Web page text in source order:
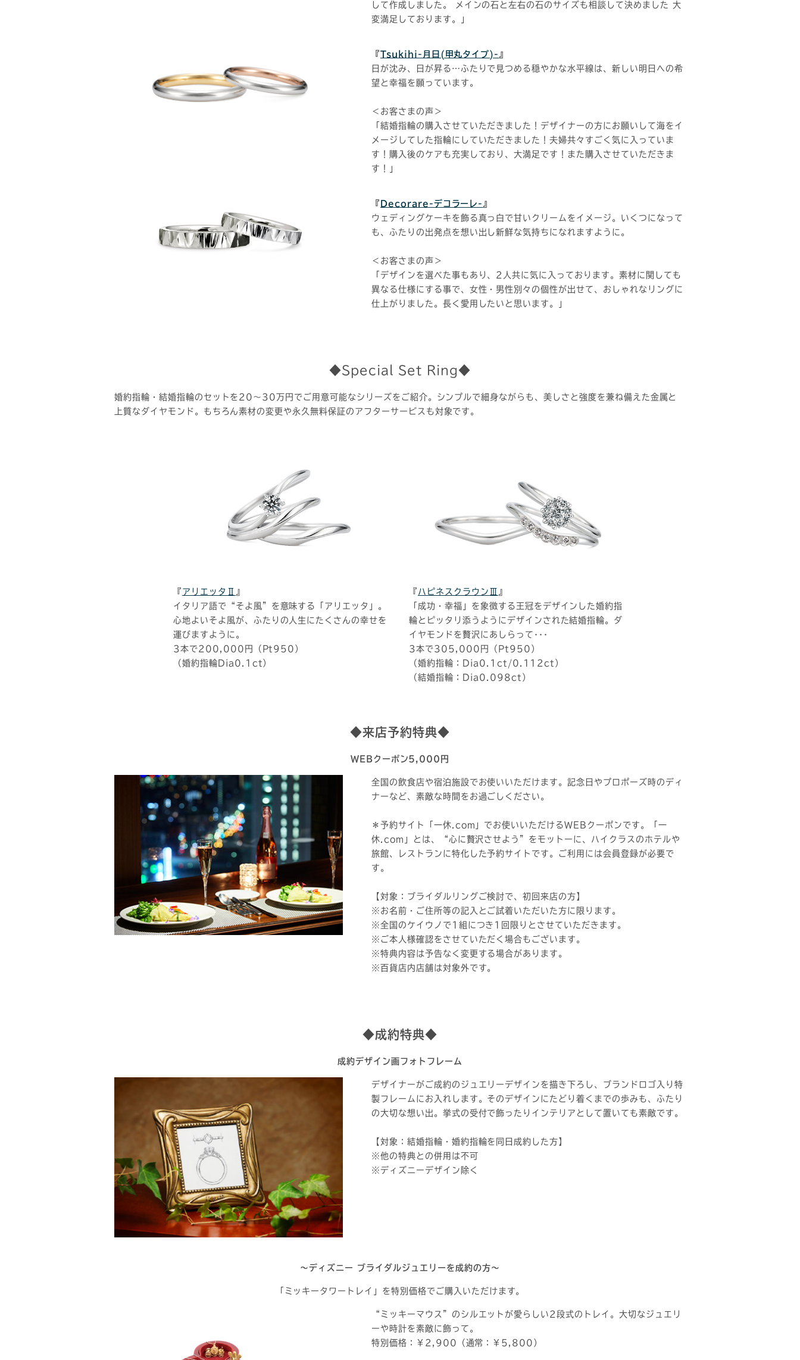
して作成しました。 メインの石と左右の石のサイズも相談して決めました 大
変満足しております。」
『Tsukihi-月日(甲丸タイプ)- 』
日が沈み、日が昇る…ふたりで見つめる穏やかな水平線は、新しい明日への希
望と幸福を願っています。
＜お客さまの声＞
「結婚指輪の購入させていただきました！デザイナーの方にお願いして海をイ
メージしてした指輪にしていただきました！夫婦共々すごく気に入っていま
す！購入後のケアも充実しており、大満足です！また購入させていただきま
す！」
『 Decorare-デコラーレ- 』
ウェディングケーキを飾る真っ白で甘いクリームをイメージ。いくつになって
も、ふたりの出発点を想い出し新鮮な気持ちになれますように。
＜お客さまの声＞
「デザインを選べた事もあり、2人共に気に入っております。素材に関しても
異なる仕様にする事で、女性・男性別々の個性が出せて、おしゃれなリングに
仕上がりました。長く愛用したいと思います。」
◆Special Set Ring◆
婚約指輪・結婚指輪のセットを20～30万円でご用意可能なシリーズをご紹介。シンプルで細身ながらも、美しさと強度を兼ね備えた金属と
上質なダイヤモンド。もちろん素材の変更や永久無料保証のアフターサービスも対象です。
『 アリエッタⅡ 』
イタリア語で“そよ風”を意味する「アリエッタ」。
心地よいそよ風が、ふたりの人生にたくさんの幸せを
運びますように。
3本で200,000円（Pt950）
（婚約指輪Dia0.1ct）
『 ハピネスクラウンⅢ 』
「成功・幸福」を象徴する王冠をデザインした婚約指
輪とピッタリ添うようにデザインされた結婚指輪。ダ
イヤモンドを贅沢にあしらって･･･
3本で305,000円（Pt950）
（婚約指輪：Dia0.1ct/0.112ct）
（結婚指輪：Dia0.098ct）
◆来店予約特典◆
WEBクーポン5,000円
全国の飲食店や宿泊施設でお使いいただけます。記念日やプロポーズ時のディ
ナーなど、素敵な時間をお過ごしください。
＊予約サイト「一休.com」でお使いいただけるWEBクーポンです。「一
休.com」とは、“心に贅沢させよう”をモットーに、ハイクラスのホテルや
旅館、レストランに特化した予約サイトです。ご利用には会員登録が必要で
す。
【対象：ブライダルリングご検討で、初回来店の方】
※お名前・ご住所等の記入とご試着いただいた方に限ります。
※全国のケイウノで1組につき1回限りとさせていただきます。
※ご本人様確認をさせていただく場合もございます。
※特典内容は予告なく変更する場合があります。
※百貨店内店舗は対象外です。
◆成約特典◆
成約デザイン画フォトフレーム
デザイナーがご成約のジュエリーデザインを描き下ろし、ブランドロゴ入り特
製フレームにお入れします。そのデザインにたどり着くまでの歩みも、ふたり
の大切な想い出。挙式の受付で飾ったりインテリアとして置いても素敵です。
【対象：結婚指輪・婚約指輪を同日成約した方】
※他の特典との併用は不可
※ディズニーデザイン除く
～ディズニー ブライダルジュエリーを成約の方～
「ミッキータワートレイ」を特別価格でご購入いただけます。
“ミッキーマウス”のシルエットが愛らしい2段式のトレイ。大切なジュエリ
ーや時計を素敵に飾って。
特別価格：￥2,900（通常：￥5,800）